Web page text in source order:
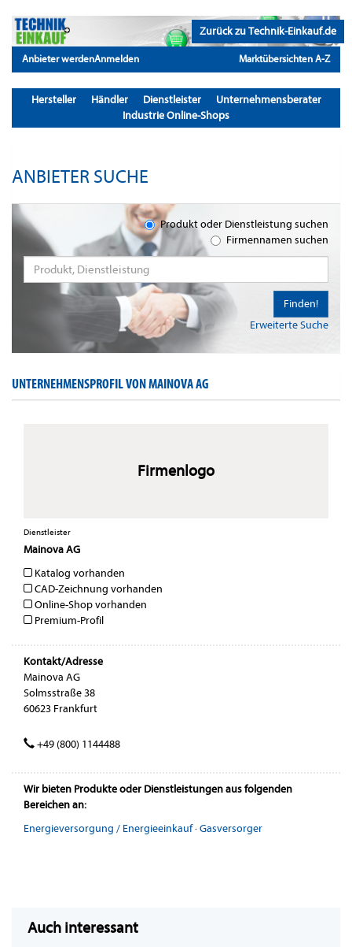
Zurück zu Technik-Einkauf.de
Anbieter werdenAnmelden Marktübersichten A-Z
Hersteller Händler Dienstleister
Unternehmensberater
Industrie Online-Shops
ANBIETER SUCHE
Produkt oder Dienstleistung suchen
Firmennamen suchen
Erweiterte Suche
Finden!
UNTERNEHMENSPROFIL VON MAINOVA AG
Firmenlogo
Dienstleister
Mainova AG
Katalog vorhanden
CAD-Zeichnung vorhanden
Online-Shop vorhanden
Premium-Profil
Kontakt/Adresse
Mainova AG
Solmsstraße 38
60623 Frankfurt
+49 (800) 1144488
Wir bieten Produkte oder Dienstleistungen aus folgenden
Bereichen an:
Energieversorgung / Energieeinkauf·Gasversorger
Auch interessant